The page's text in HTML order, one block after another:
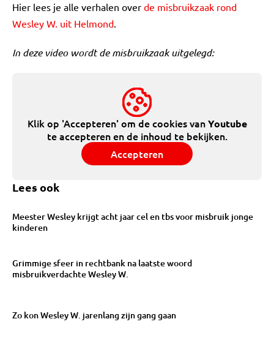
Hier lees je alle verhalen over de misbruikzaak rond
Wesley W. uit Helmond.
In deze video wordt de misbruikzaak uitgelegd:
Klik op 'Accepteren' om de cookies vanYoutube
te accepteren en de inhoud te bekijken.
Accepteren
Lees ook
Meester Wesley krijgt acht jaar cel en tbs voor misbruik jonge
kinderen
Grimmige sfeer in rechtbank na laatste woord
misbruikverdachte Wesley W.
Zo kon Wesley W. jarenlang zijn gang gaan